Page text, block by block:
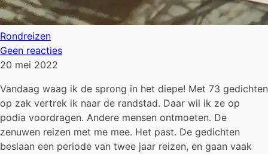
Rondreizen
Geen reacties
20 mei 2022
Vandaag waag ik de sprong in het diepe! Met 73 gedichten
op zak vertrek ik naar de randstad. Daar wil ik ze op
podia voordragen. Andere mensen ontmoeten. De
zenuwen reizen met me mee. Het past. De gedichten
beslaan een periode van twee jaar reizen, en gaan vaak